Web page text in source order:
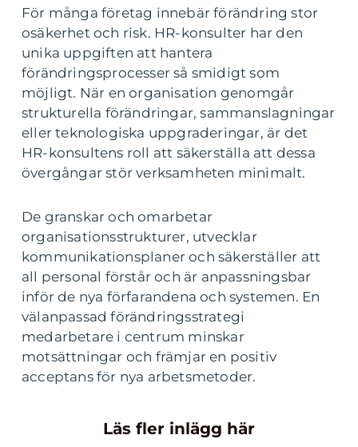
För många företag innebär förändring stor
osäkerhet och risk. HR-konsulter har den
unika uppgiften att hantera
förändringsprocesser så smidigt som
möjligt. När en organisation genomgår
strukturella förändringar, sammanslagningar
eller teknologiska uppgraderingar, är det
HR-konsultens roll att säkerställa att dessa
övergångar stör verksamheten minimalt.
De granskar och omarbetar
organisationsstrukturer, utvecklar
kommunikationsplaner och säkerställer att
all personal förstår och är anpassningsbar
inför de nya förfarandena och systemen. En
välanpassad förändringsstrategi
medarbetare i centrum minskar
motsättningar och främjar en positiv
acceptans för nya arbetsmetoder.
Läs fler inlägg här